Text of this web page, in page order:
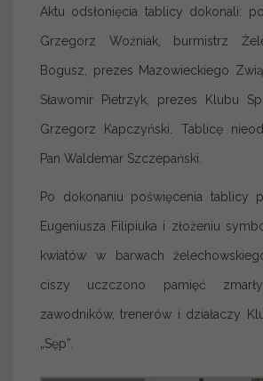
Aktu odsłonięcia tablicy dokonali:
Grzegorz Woźniak, burmistrz
Bogusz, prezes Mazowieckiego
Sławomir Pietrzyk, prezes Klubu
Grzegorz Kapczyński. Tablicę
Pan Waldemar Szczepański.
Po dokonaniu poświęcenia tablicy
Eugeniusza Filipiuka i złożeniu
kwiatów w barwach
ciszy uczczono pamięć
zawodników, trenerów i działaczy
„Sęp”.